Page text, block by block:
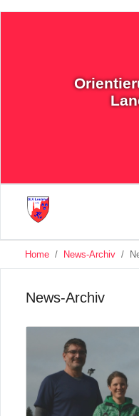
are
Home News-Archiv
News-Archiv